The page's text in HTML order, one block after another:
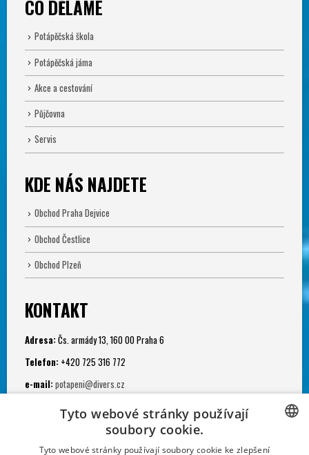
CO DĚLÁME
Potápěčská škola
Potápěčská jáma
Akce a cestování
Půjčovna
Servis
KDE NÁS NAJDETE
Obchod Praha Dejvice
Obchod Čestlice
Obchod Plzeň
KONTAKT
Adresa: Čs. armády 13, 160 00 Praha 6
Telefon: +420 725 316 772
e-mail: potapeni@divers.cz
Po - Pá: 11.00 - 19.00
Potápěčská jáma:
CZECH
Tyto webové stránky používají
soubory cookie.
Tyto webové stránky používají soubory cookie ke zlepšení